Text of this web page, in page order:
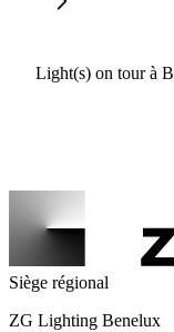
Light(s) on tour à
Siège régional
ZG Lighting Benelux